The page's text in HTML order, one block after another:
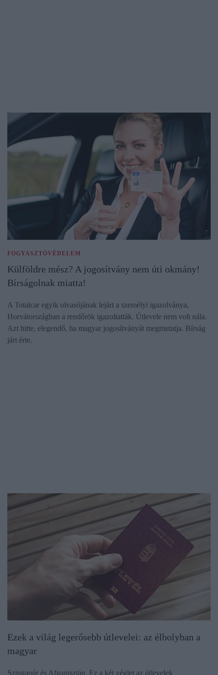
FOGYASZTÓVÉDELEM
Külföldre mész? A jogosítvány nem úti okmány!
Bírságolnak miatta!
A Totalcar egyik olvasójának lejárt a személyi igazolványa,
Horvátországban a rendőrök igazoltatták. Útlevele nem volt nála.
Azt hitte, elegendő, ha magyar jogosítványát megmutatja. Bírság
járt érte.
Ezek a világ legerősebb útlevelei: az élbolyban a
magyar
Szingapúr és Afganisztán. Ez a két véglet az útlevelek